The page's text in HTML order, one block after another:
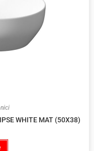
WHITE MAT (50X38)